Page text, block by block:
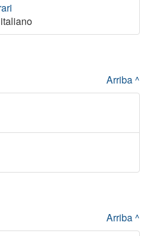
Arriba ^
Arriba ^